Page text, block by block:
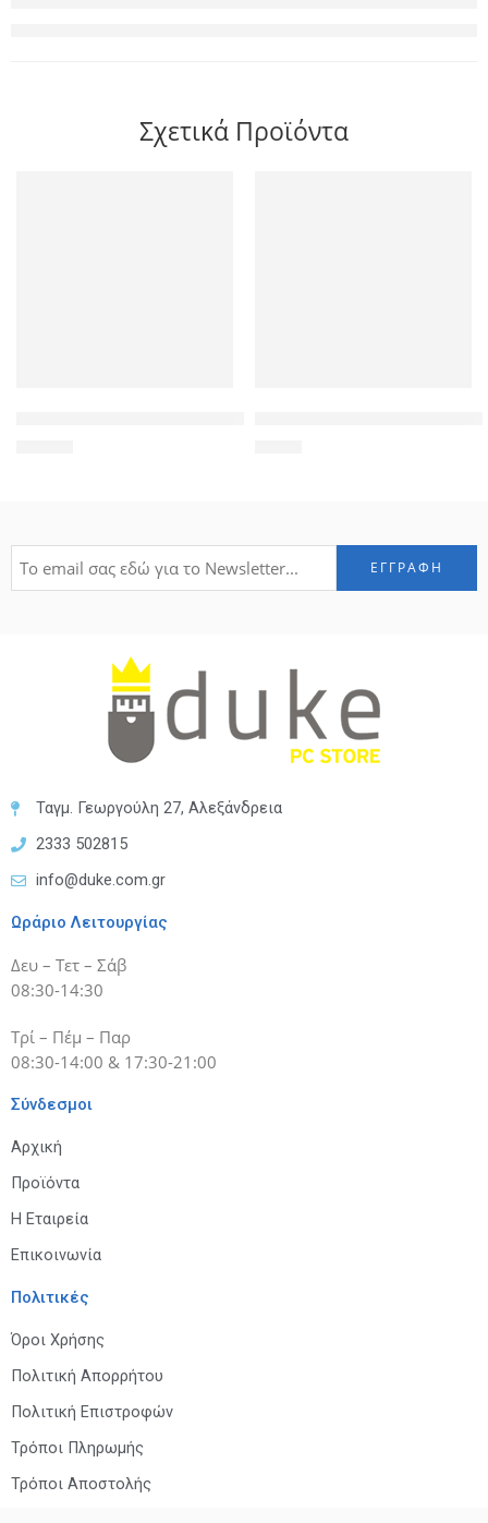
Σχετικά Προϊόντα
Ταγμ. Γεωργούλη 27, Αλεξάνδρεια
2333 502815
info@duke.com.gr
Ωράριο Λειτουργίας
Δευ – Τετ – Σάβ
08:30-14:30
Τρί – Πέμ – Παρ
08:30-14:00 & 17:30-21:00
Σύνδεσμοι
Αρχική
Προϊόντα
Η Εταιρεία
Επικοινωνία
Πολιτικές
Όροι Χρήσης
Πολιτική Απορρήτου
Πολιτική Επιστροφών
Τρόποι Πληρωμής
Τρόποι Αποστολής